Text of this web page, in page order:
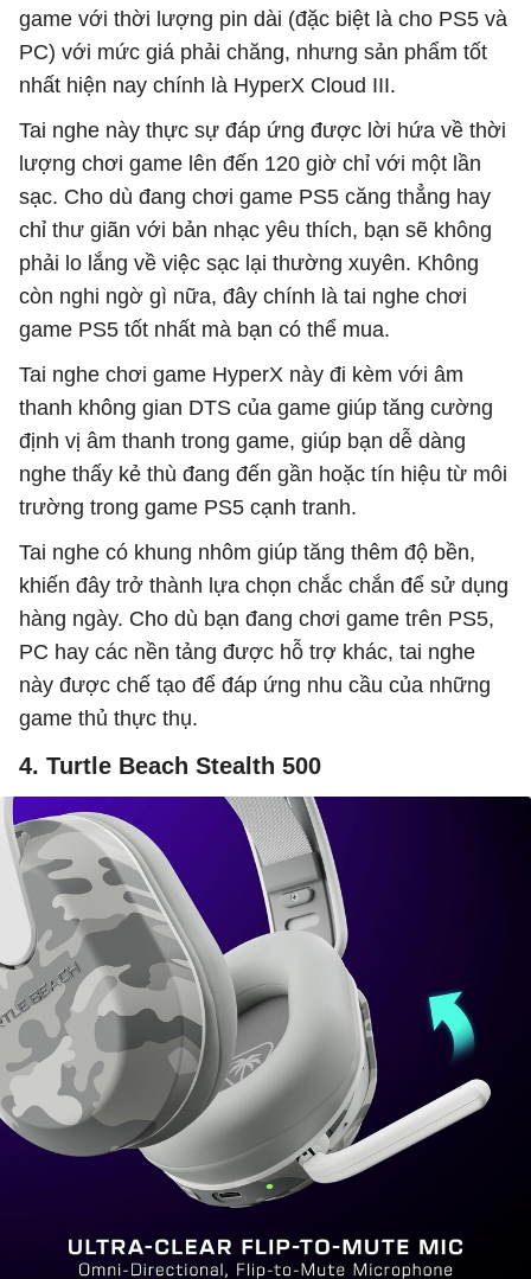
game với thời lượng pin dài (đặc biệt là cho PS5 và
PC) với mức giá phải chăng, nhưng sản phẩm tốt
nhất hiện nay chính là HyperX Cloud III.
Tai nghe này thực sự đáp ứng được lời hứa về thời
lượng chơi game lên đến 120 giờ chỉ với một lần
sạc. Cho dù đang chơi game PS5 căng thẳng hay
chỉ thư giãn với bản nhạc yêu thích, bạn sẽ không
phải lo lắng về việc sạc lại thường xuyên. Không
còn nghi ngờ gì nữa, đây chính là tai nghe chơi
game PS5 tốt nhất mà bạn có thể mua.
Tai nghe chơi game HyperX này đi kèm với âm
thanh không gian DTS của game giúp tăng cường
định vị âm thanh trong game, giúp bạn dễ dàng
nghe thấy kẻ thù đang đến gần hoặc tín hiệu từ môi
trường trong game PS5 cạnh tranh.
Tai nghe có khung nhôm giúp tăng thêm độ bền,
khiến đây trở thành lựa chọn chắc chắn để sử dụng
hàng ngày. Cho dù bạn đang chơi game trên PS5,
PC hay các nền tảng được hỗ trợ khác, tai nghe
này được chế tạo để đáp ứng nhu cầu của những
game thủ thực thụ.
4. Turtle Beach Stealth 500